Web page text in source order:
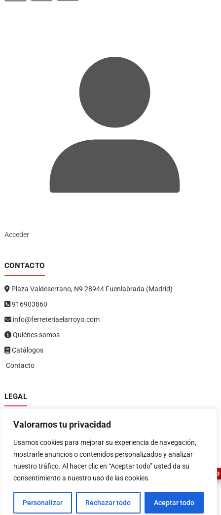
Valoramos tu privacidad
Usamos cookies para mejorar su experiencia de navegación,
mostrarle anuncios o contenidos personalizados y analizar
nuestro tráfico. Al hacer clic en “Aceptar todo” usted da su
consentimiento a nuestro uso de las cookies.
Personalizar Rechazar todo Aceptar todo
Acceder
CONTACTO
Plaza Valdeserrano, N9 28944 Fuenlabrada (Madrid)
916903860
info@ferreteriaelarroyo.com
Quiénes somos
Catálogos
Contacto
LEGAL
Política de privacidad
Política de devoluciones y reembolsos
Términos y condiciones
FERRETERIA EL ARROYO | Diseñado por:Tema Freesia| © 2026WordPress
ASESOR FERRETERO